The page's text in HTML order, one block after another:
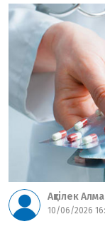
Ақтілек
10/06/2026